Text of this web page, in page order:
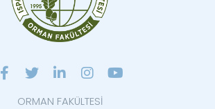
ORMAN FAKÜLTESİ